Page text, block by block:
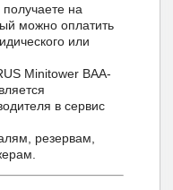
на
можно оплатить
или
Minitower BAA-
в сервис
резервам,